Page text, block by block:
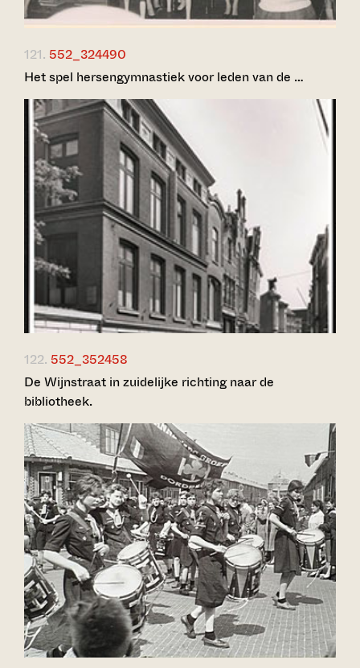
121. 552_324490
Het spel hersengymnastiek voor leden van de …
122. 552_352458
De Wijnstraat in zuidelijke richting naar de
bibliotheek.